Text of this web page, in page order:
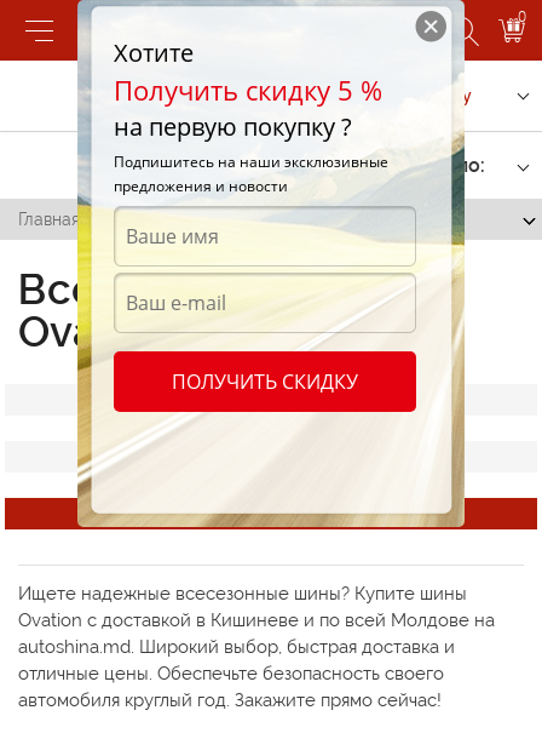
0
Позвонить Заказать услугу
Фильтр Сортировать по:
Главная / Всесезонные шины Ovation
Всесезонные шины
Ovation
Всесезонные шины Ovation
Ищете надежные всесезонные шины? Купите шины
Ovation с доставкой в Кишиневе и по всей Молдове на
autoshina.md. Широкий выбор, быстрая доставка и
отличные цены. Обеспечьте безопасность своего
автомобиля круглый год. Закажите прямо сейчас!
Хотите
Получить скидку 5 %
на первую покупку ?
Подпишитесь на наши эксклюзивные
предложения и новости
ПОЛУЧИТЬ СКИДКУ